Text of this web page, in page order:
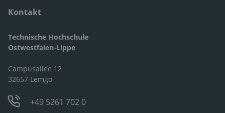
Kontakt
Technische Hochschule
Ostwestfalen-Lippe
Campusallee 12
32657 Lemgo
+49 5261 702 0